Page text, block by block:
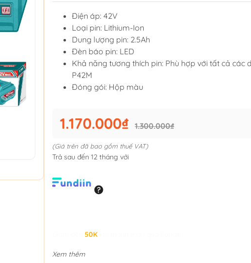
Điện áp: 42V
Loại pin: Lithium-Ion
Dung lượng pin: 2.5Ah
Đèn báo pin: LED
Khả năng tương thích pin: Phù hợp với tất cả các
P42M
Đóng gói: Hộp màu
1.170.000₫ 1.300.000₫
(Giá trên đã bao gồm thuế VAT)
Trả sau đến 12 tháng với
50K
Xem thêm